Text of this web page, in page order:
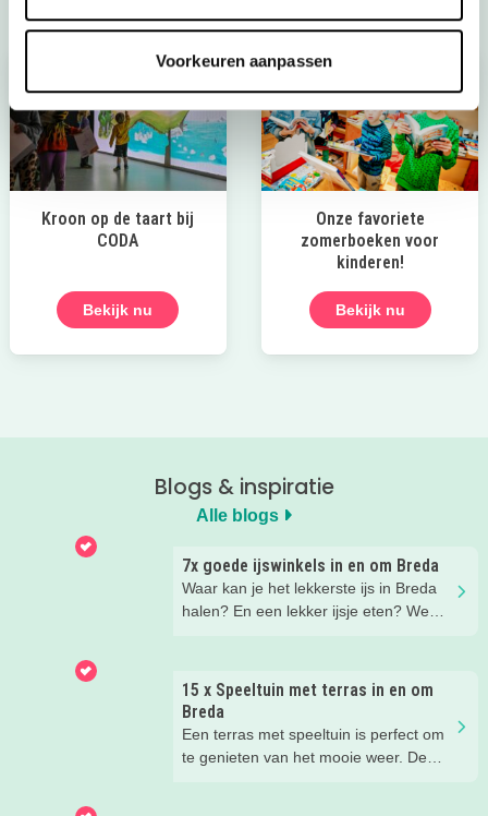
Voorkeuren aanpassen
Kroon op de taart bij
CODA
Bekijk nu
Onze favoriete
zomerboeken voor
kinderen!
Bekijk nu
Blogs & inspiratie
Alle blogs
7x goede ijswinkels in en om Breda
Waar kan je het lekkerste ijs in Breda
halen? En een lekker ijsje eten? We
kunt scoren voor je op een rijtje gezet.
15 x Speeltuin met terras in en om
Breda
Een terras met speeltuin is perfect om
te genieten van het mooie weer. De